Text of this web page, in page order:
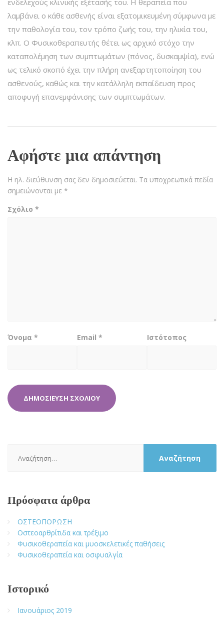
ενδελεχούς κλινικής εξέτασής του. Η θεραπεία που
λαμβάνει ο κάθε ασθενής είναι εξατομικευμένη σύμφωνα με
την παθολογία του, τον τρόπο ζωής του, την ηλικία του,
κλπ. Ο Φυσικοθεραπευτής θέτει ως αρχικό στόχο την
καταπολέμηση των συμπτωμάτων (πόνος, δυσκαμψία), ενώ
ως τελικό σκοπό έχει την πλήρη ανεξαρτητοποίηση του
ασθενούς, καθώς και την κατάλληλη εκπαίδευση προς
αποφυγή επανεμφάνισης των συμπτωμάτων.
Αφήστε μια απάντηση
Η ηλ. διεύθυνση σας δεν δημοσιεύεται. Τα υποχρεωτικά πεδία
σημειώνονται με *
Σχόλιο *
Όνομα * Email* Ιστότοπος
για:
Πρόσφατα άρθρα
ΟΣΤΕΟΠΟΡΩΣΗ
Οστεοαρθρίτιδα και τρέξιμο
Φυσικοθεραπεία και μυοσκελετικές παθήσεις
Φυσικοθεραπεία και οσφυαλγία
Ιστορικό
Ιανουάριος 2019